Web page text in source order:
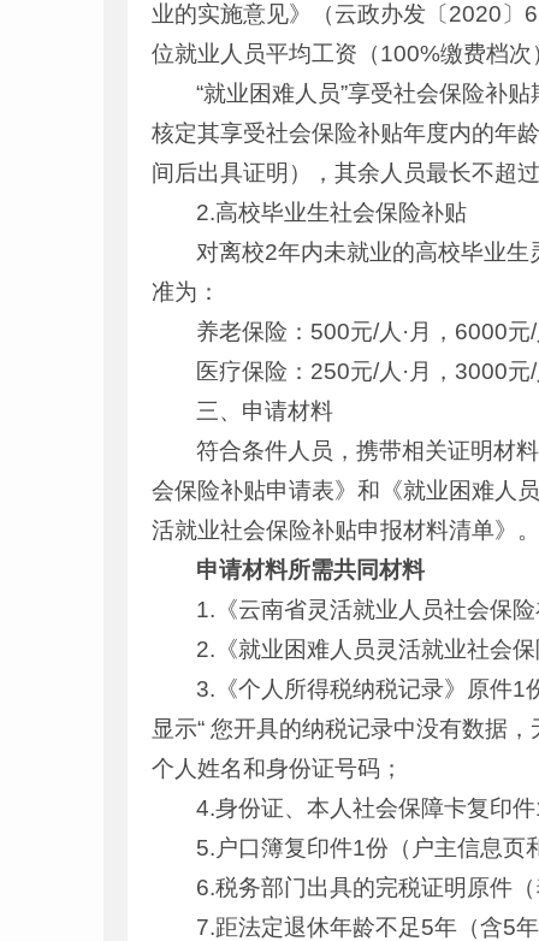
业的实施意见》（云政办发〔2020〕
位就业人员平均工资（100%缴费档
“就业困难人员”享受社会保险补
核定其享受社会保险补贴年度内的年
间后出具证明），其余人员最长不超
2.高校毕业生社会保险补贴
对离校2年内未就业的高校毕业
准为：
养老保险：500元/人·月，6000元
医疗保险：250元/人·月，3000元
三、申请材料
符合条件人员，携带相关证明材
会保险补贴申请表》和《就业困难人
活就业社会保险补贴申报材料清单》。
申请材料所需共同材料
1.《云南省灵活就业人员社会保
2.《就业困难人员灵活就业社会
3.《个人所得税纳税记录》原件1
显示“ 您开具的纳税记录中没有数据
个人姓名和身份证号码；
4.身份证、本人社会保障卡复印
5.户口簿复印件1份（户主信息页
6.税务部门出具的完税证明原件
7.距法定退休年龄不足5年（含5